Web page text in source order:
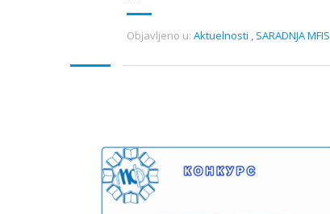
Objavljeno u: Aktuelnosti , SARADNJA MFIS